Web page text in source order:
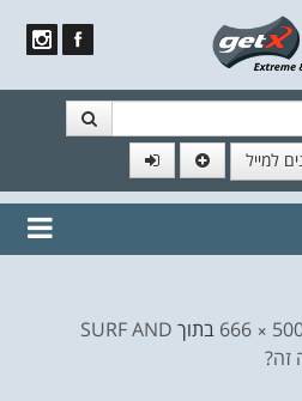
למייל
תפוצה!
נשמח
500 × בתוך SURF AND